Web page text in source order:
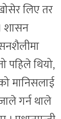
लिए तर
शासन
पहिले थियो,
मानिसलाई
गर्न थाले